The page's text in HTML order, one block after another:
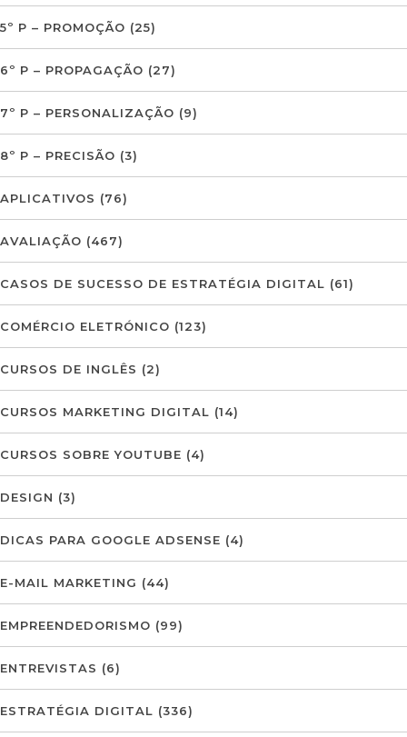
5º P – PROMOÇÃO (25)
6º P – PROPAGAÇÃO (27)
7º P – PERSONALIZAÇÃO (9)
8º P – PRECISÃO (3)
APLICATIVOS (76)
AVALIAÇÃO (467)
CASOS DE SUCESSO DE ESTRATÉGIA DIGITAL (61)
COMÉRCIO ELETRÓNICO (123)
CURSOS DE INGLÊS (2)
CURSOS MARKETING DIGITAL (14)
CURSOS SOBRE YOUTUBE (4)
DESIGN (3)
DICAS PARA GOOGLE ADSENSE (4)
E-MAIL MARKETING (44)
EMPREENDEDORISMO (99)
ENTREVISTAS (6)
ESTRATÉGIA DIGITAL (336)